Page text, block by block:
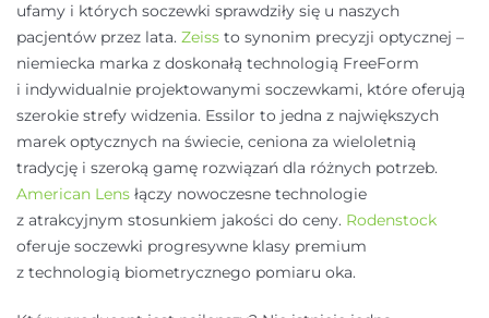
ufamy i których soczewki sprawdziły się u naszych
pacjentów przez lata. Zeiss to synonim precyzji optycznej –
niemiecka marka z doskonałą technologią FreeForm
i indywidualnie projektowanymi soczewkami, które oferują
szerokie strefy widzenia. Essilor to jedna z największych
marek optycznych na świecie, ceniona za wieloletnią
tradycję i szeroką gamę rozwiązań dla różnych potrzeb.
American Lens łączy nowoczesne technologie
z atrakcyjnym stosunkiem jakości do ceny. Rodenstock
oferuje soczewki progresywne klasy premium
z technologią biometrycznego pomiaru oka.